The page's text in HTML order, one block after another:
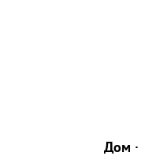
Дом